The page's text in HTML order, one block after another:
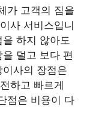
가 고객의 짐을
사 서비스입니
하지 않아도
덜고 보다 편
사의 장점은
하고 빠르게
점은 비용이 다